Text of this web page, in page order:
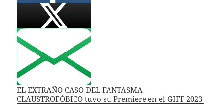
EL EXTRAÑO CASO DEL FANTASMA
CLAUSTROFÓBICO tuvo su Premiere en el GIFF 2023